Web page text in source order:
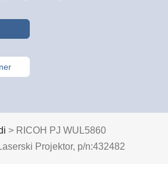
> RICOH PJ WUL5860
Projektor, p/n:432482